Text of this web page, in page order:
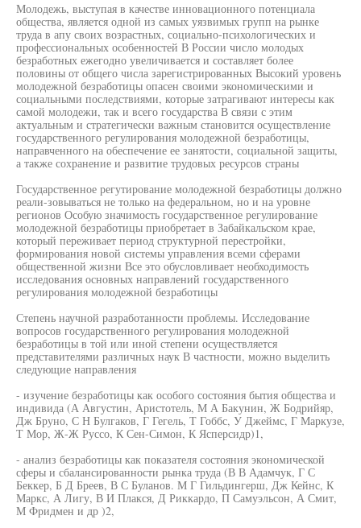
Молодежь, выступая в качестве инновационного потенциала
общества, является одной из самых уязвимых групп на рынке
труда в апу своих возрастных, социально-психологических и
профессиональных особенностей В России число молодых
безработных ежегодно увеличивается и составляет более
половины от общего числа зарегистрированных Высокий уровень
молодежной безработицы опасен своими экономическими и
социальными последствиями, которые затрагивают интересы как
самой молодежи, так и всего государства В связи с этим
актуальным и стратегически важным становится осуществление
государственного регулирования молодежной безработицы,
направченного на обеспечение ее занятости, социальной защиты,
а также сохранение и развитие трудовых ресурсов страны
Государственное регутирование молодежной безработицы должно
реали-зовываться не только на федеральном, но и на уровне
регионов Особую значимость государственное регулирование
молодежной безработицы приобретает в Забайкальском крае,
который переживает период структурной перестройки,
формирования новой системы управления всеми сферами
общественной жизни Все это обусловливает необходимость
исследования основных направлений государственного
регулирования молодежной безработицы
Степень научной разработанности проблемы. Исследование
вопросов государственного регулирования молодежной
безработицы в той или иной степени осуществляется
представителями различных наук В частности, можно выделить
следующие направления
- изучение безработицы как особого состояния бытия общества и
индивида (А Августин, Аристотель, М А Бакунин, Ж Бодрийяр,
Дж Бруно, С Н Булгаков, Г Гегель, Т Гоббс, У Джеймс, Г Маркузе,
Т Мор, Ж-Ж Руссо, К Сен-Симон, К Ясперсидр)1,
- анализ безработицы как показателя состояния экономической
сферы и сбалансированности рынка труда (В В Адамчук, Г С
Беккер, Б Д Бреев, В С Буланов. М Г Гильдингерш, Дж Кейнс, К
Маркс, А Лигу, В И Плакся, Д Риккардо, П Самуэльсон, А Смит,
М Фридмен и др )2,